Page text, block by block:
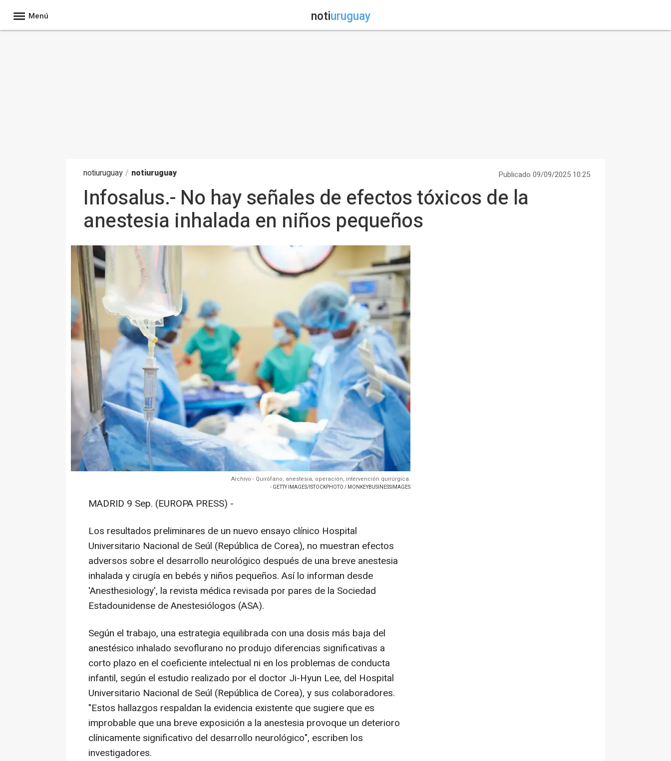
Menú notiuruguay
notiuruguay / notiuruguay Publicado 09/09/2025 10:25
Infosalus.- No hay señales de efectos tóxicos de la
anestesia inhalada en niños pequeños
Archivo - Quirófano, anestesia, operación, intervención quirúrgica.
- GETTY IMAGES/ISTOCKPHOTO / MONKEYBUSINESSIMAGES
MADRID 9 Sep. (EUROPA PRESS) -
Los resultados preliminares de un nuevo ensayo clínico Hospital
Universitario Nacional de Seúl (República de Corea), no muestran efectos
adversos sobre el desarrollo neurológico después de una breve anestesia
inhalada y cirugía en bebés y niños pequeños. Así lo informan desde
'Anesthesiology', la revista médica revisada por pares de la Sociedad
Estadounidense de Anestesiólogos (ASA).
Según el trabajo, una estrategia equilibrada con una dosis más baja del
anestésico inhalado sevoflurano no produjo diferencias significativas a
corto plazo en el coeficiente intelectual ni en los problemas de conducta
infantil, según el estudio realizado por el doctor Ji-Hyun Lee, del Hospital
Universitario Nacional de Seúl (República de Corea), y sus colaboradores.
"Estos hallazgos respaldan la evidencia existente que sugiere que es
improbable que una breve exposición a la anestesia provoque un deterioro
clínicamente significativo del desarrollo neurológico", escriben los
investigadores.